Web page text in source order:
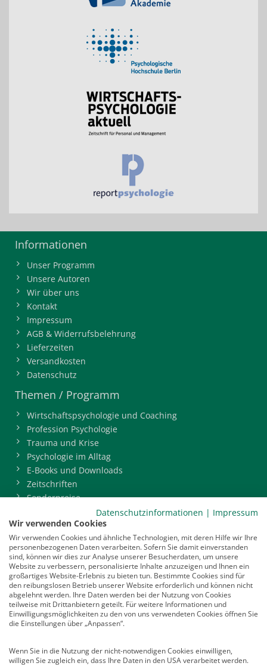
Informationen
Unser Programm
Unsere Autoren
Wir über uns
Kontakt
Impressum
AGB & Widerrufsbelehrung
Lieferzeiten
Versandkosten
Datenschutz
Themen / Programm
Wirtschaftspsychologie und Coaching
Profession Psychologie
Trauma und Krise
Psychologie im Alltag
E-Books und Downloads
Zeitschriften
Sonderpreise
BDP-Mitgliederbereich
Service
Newsletter
Mediadaten
Infocenter
Veranstaltungen
Nachrichten
Abo kündigen
Vertrag widerrufen
Datenschutzinformationen | Impressum
Wir verwenden Cookies
Wir verwenden Cookies und ähnliche Technologien, mit deren Hilfe wir Ihre
personenbezogenen Daten verarbeiten. Sofern Sie damit einverstanden
sind, können wir dies zur Analyse unserer Besucherdaten, um unsere
Website zu verbessern, personalisierte Inhalte anzuzeigen und Ihnen ein
großartiges Website-Erlebnis zu bieten tun. Bestimmte Cookies sind für
den reibungslosen Betrieb unserer Website erforderlich und können nicht
abgelehnt werden. Ihre Daten werden bei der Nutzung von Cookies
teilweise mit Drittanbietern geteilt. Für weitere Informationen und
Einwilligungsmöglichkeiten zu den von uns verwendeten Cookies öffnen Sie
die Einstellungen über „Anpassen“.
Wenn Sie in die Nutzung der nicht-notwendigen Cookies einwilligen,
willigen Sie zugleich ein, dass Ihre Daten in den USA verarbeitet werden.